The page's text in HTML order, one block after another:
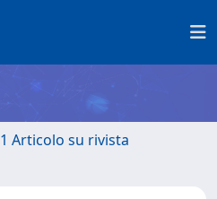
1 Articolo su rivista